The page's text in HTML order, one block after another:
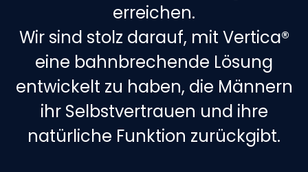
erreichen.
Wir sind stolz darauf, mit Vertica®
eine bahnbrechende Lösung
entwickelt zu haben, die Männern
ihr Selbstvertrauen und ihre
natürliche Funktion zurückgibt.